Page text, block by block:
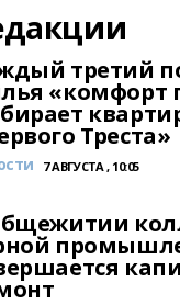
третий
«комфорт
Треста»
7 АВГУСТА , 10:05